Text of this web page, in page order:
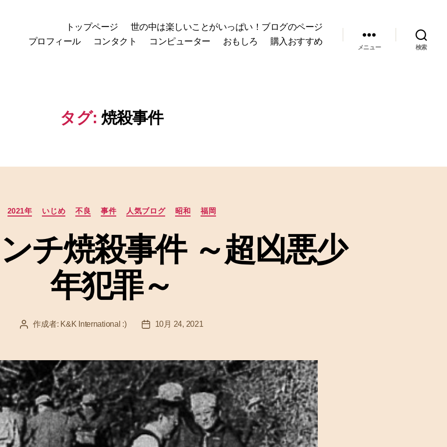
トップページ
世の中は楽しいことがいっぱい！ブログのページ
プロフィール
コンタクト コンピューター おもしろ 購入おすすめ
メニュー 検索
タグ: 焼殺事件
カ
テ
リ
ー
2021年 いじめ 不良 事件 人気ブログ 昭和 福岡
チ焼殺事件 ～超凶悪少
年犯罪～
投
作成者: K&K International :)
投
10月 24, 2021